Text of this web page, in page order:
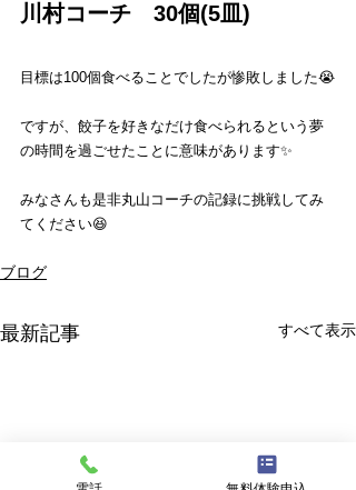
川村コーチ　30個(5皿)
目標は100個食べることでしたが惨敗しました😭
ですが、餃子を好きなだけ食べられるという夢
の時間を過ごせたことに意味があります✨
みなさんも是非丸山コーチの記録に挑戦してみ
てください😆
ブログ
最新記事 すべて表示